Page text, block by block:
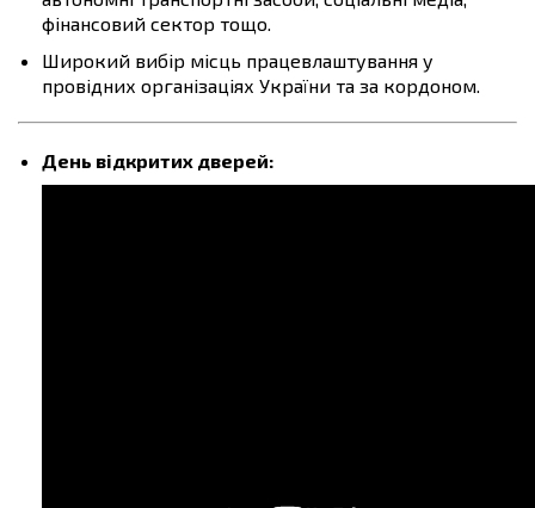
фінансовий сектор тощо.
Широкий вибір місць працевлаштування у
провідних організаціях України та за кордоном.
День відкритих дверей: